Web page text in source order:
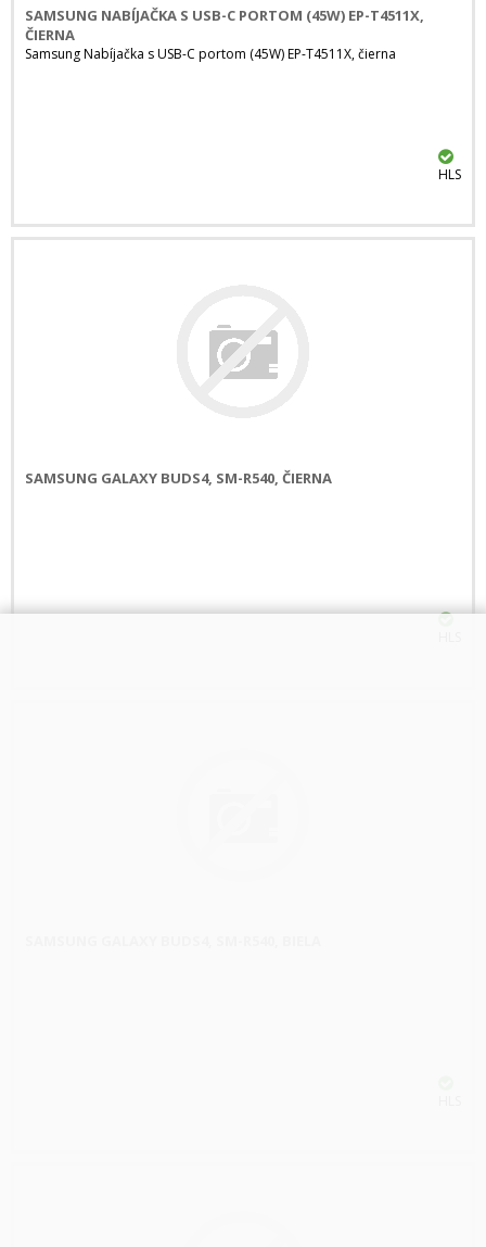
SAMSUNG NABÍJAČKA S USB-C PORTOM (45W) EP-T4511X,
ČIERNA
Samsung Nabíjačka s USB-C portom (45W) EP-T4511X, čierna
HLS
SAMSUNG GALAXY BUDS4, SM-R540, ČIERNA